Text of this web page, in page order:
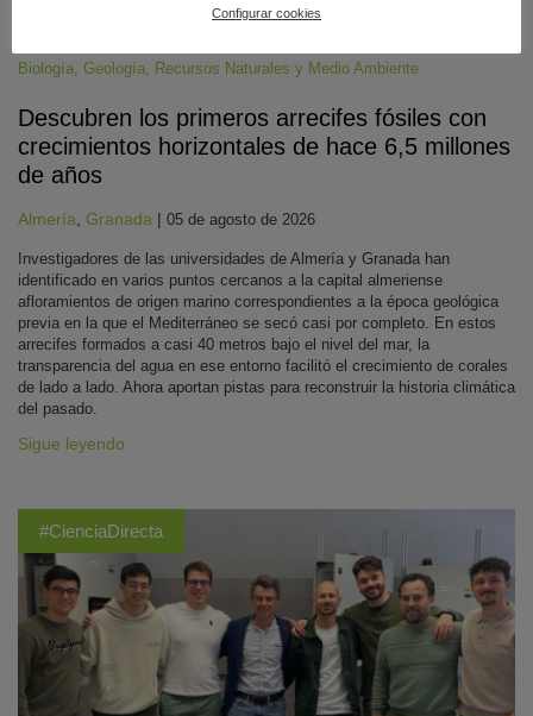
Biología, Geología, Recursos Naturales y Medio Ambiente
Descubren los primeros arrecifes fósiles con
crecimientos horizontales de hace 6,5 millones
de años
Almería Granada | 05 de agosto de 2026
Investigadores de las universidades de Almería y Granada han
identificado en varios puntos cercanos a la capital almeriense
afloramientos de origen marino correspondientes a la época geológica
previa en la que el Mediterráneo se secó casi por completo. En estos
arrecifes formados a casi 40 metros bajo el nivel del mar, la
transparencia del agua en ese entorno facilitó el crecimiento de corales
de lado a lado. Ahora aportan pistas para reconstruir la historia climática
del pasado.
Sigue leyendo
#CienciaDirecta
Configurar cookies